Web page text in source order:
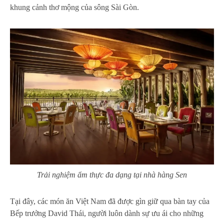
khung cảnh thơ mộng của sông Sài Gòn.
Trải nghiệm ẩm thực đa dạng tại nhà hàng Sen
Tại đây, các món ăn Việt Nam đã được gìn giữ qua bàn tay của
Bếp trưởng David Thái, người luôn dành sự ưu ái cho những